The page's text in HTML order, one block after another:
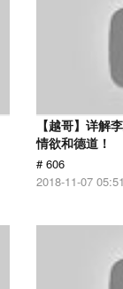
【越哥】详解
情欲和德道！
# 606
2018-11-07 05:51